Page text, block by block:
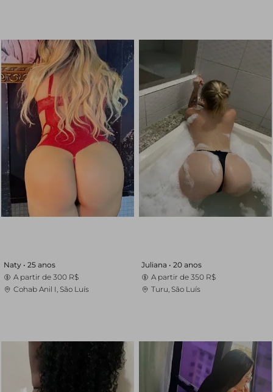
Naty • 25 anos
A partir de 300 R$
Cohab Anil I, São Luís
Juliana • 20 anos
A partir de 350 R$
Turu, São Luís